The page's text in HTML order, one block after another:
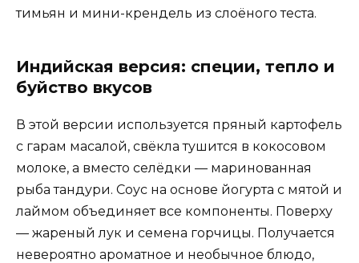
тимьян и мини-крендель из слоёного теста.
Индийская версия: специи, тепло и
буйство вкусов
В этой версии используется пряный картофель
с гарам масалой, свёкла тушится в кокосовом
молоке, а вместо селёдки — маринованная
рыба тандури. Соус на основе йогурта с мятой и
лаймом объединяет все компоненты. Поверху
— жареный лук и семена горчицы. Получается
невероятно ароматное и необычное блюдо,